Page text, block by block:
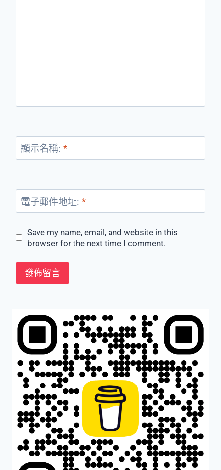
顯示名稱: *
電子郵件地址: *
Save my name, email, and website in this
browser for the next time I comment.